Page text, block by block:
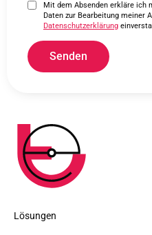
Mit dem Absenden erkläre ich
Daten zur Bearbeitung meiner
Datenschutzerklärung
Senden
Lösungen